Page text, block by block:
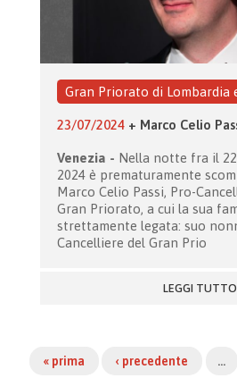
Gran Priorato di Lombardia
23/07/2024 + Marco Celio
Venezia - Nella notte fra il
2024 è prematuramente
Marco Celio Passi, Pro-
Gran Priorato, a cui la sua
strettamente legata: suo
Cancelliere del Gran Prio
LEGGI TUTTO
« prima ‹ precedente …